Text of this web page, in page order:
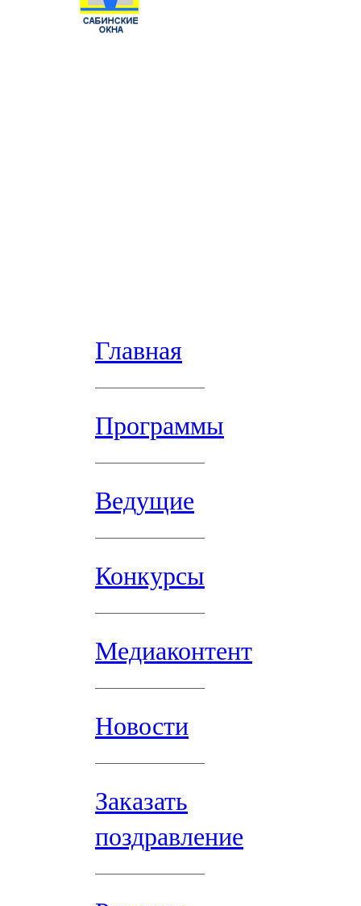
Главная
Программы
Ведущие
Конкурсы
Медиаконтент
Новости
Заказать
поздравление